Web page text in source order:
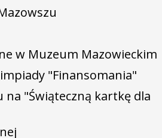
w Muzeum Mazowieckim
"Finansomania"
"Świąteczną kartkę dla